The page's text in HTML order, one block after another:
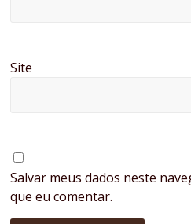
Site
Salvar meus dados neste
que eu comentar.